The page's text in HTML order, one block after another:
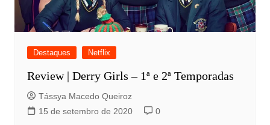
Destaques Netflix
Review | Derry Girls – 1ª e 2ª Temporadas
Tássya Macedo Queiroz
15 de setembro de 2020
0